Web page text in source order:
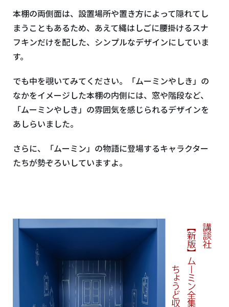
本棚の両側面は、設置場所や置き方によって隠れてし
まうこともあるため、あえて縄はしごに腰掛けるスナ
フキンだけを配した、シンプルなデザインにしていま
す。
でも中を覗いてみてください。「ムーミンやしき」の
なかをイメージした本棚の内側には、窓や階段など、
「ムーミンやしき」の雰囲気を感じられるデザインを
あしらいました。
さらに、「ムーミン」の物語に登場するキャラクター
たちが勢ぞろいしていますよ。